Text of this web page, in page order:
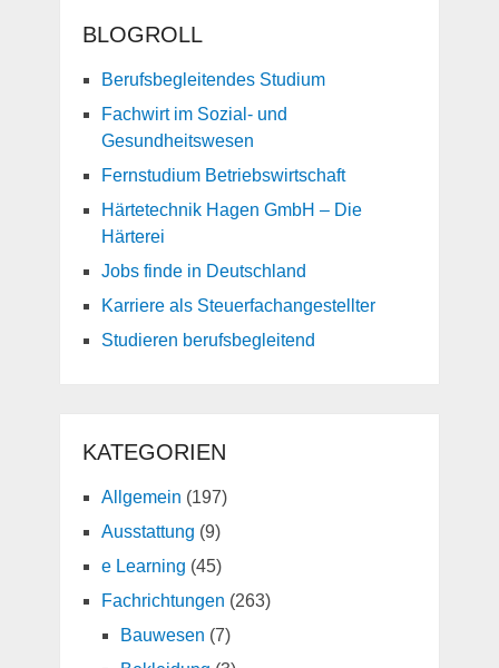
BLOGROLL
Berufsbegleitendes Studium
Fachwirt im Sozial- und
Gesundheitswesen
Fernstudium Betriebswirtschaft
Härtetechnik Hagen GmbH – Die
Härterei
Jobs finde in Deutschland
Karriere als Steuerfachangestellter
Studieren berufsbegleitend
KATEGORIEN
Allgemein (197)
Ausstattung (9)
e Learning (45)
Fachrichtungen (263)
Bauwesen (7)